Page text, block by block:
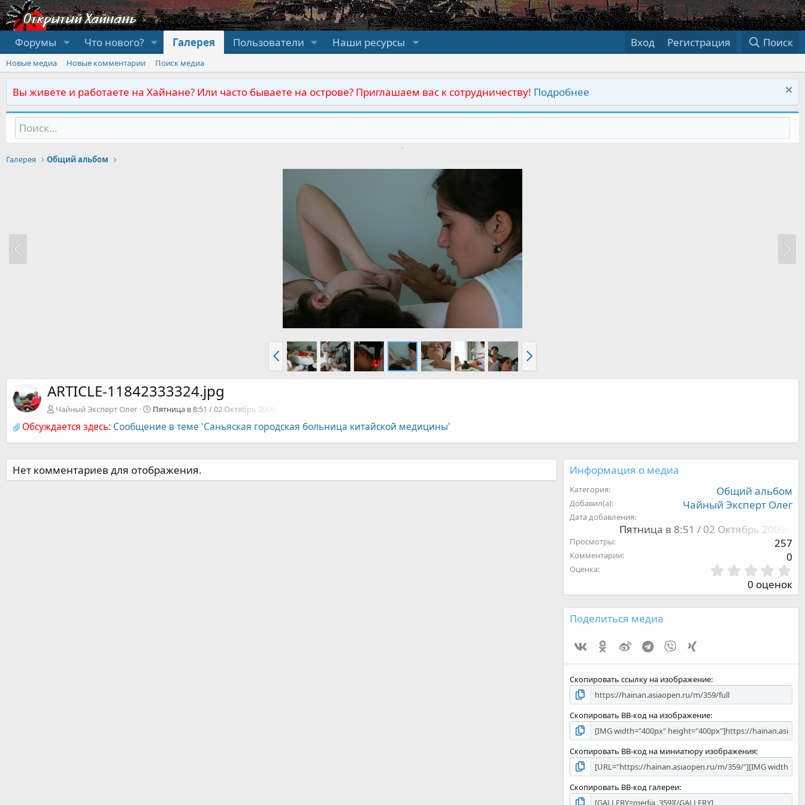
Форумы Что нового? Галерея Пользователи Наши ресурсы Вход Регистрация Поиск
Новые медиа Новые комментарии Поиск медиа
Вы живете и работаете на Хайнане? Или часто бываете на острове? Приглашаем вас к сотрудничеству! Подробнее
Галерея Общий альбом
ARTICLE-11842333324.jpg
Чайный Эксперт Олег Пятница в 8:51 / 02 Октябрь 2009г.
Обсуждается здесь: Сообщение в теме 'Саньяская городская больница китайской медицины'
Нет комментариев для отображения. Информация о медиа
Категория Общий альбом
Добавил(а) Чайный Эксперт Олег
Дата добавления
Пятница в 8:51 / 02 Октябрь 2009г.
Просмотры 257
Комментарии 0
Оценка
,
0
0
д
0 оценок
Поделиться медиа
Vk
Ok Weibo Telegram
Viber
Скопировать ссылку на изображение
Скопировать BB-код на изображение
Скопировать BB-код на миниатюру изображения
Скопировать BB-код галереи